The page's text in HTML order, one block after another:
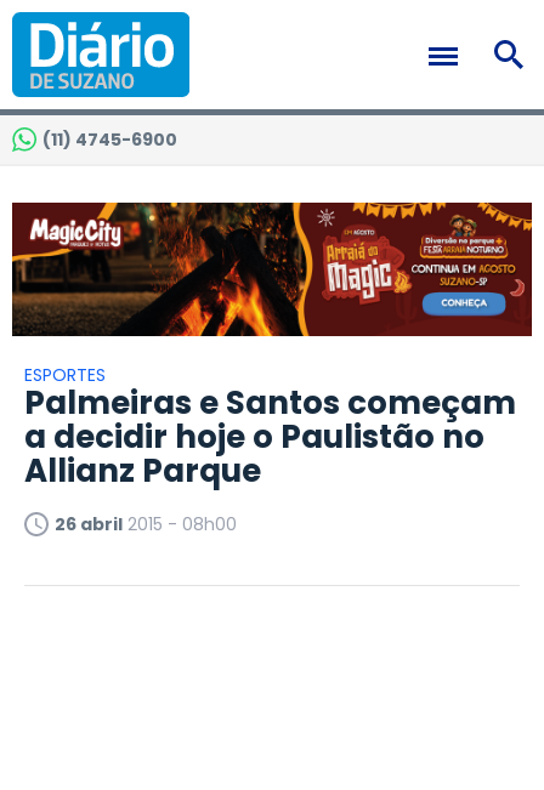
(11) 4745-6900
ESPORTES
Palmeiras e Santos começam
a decidir hoje o Paulistão no
Allianz Parque
26 abril 2015 - 08h00